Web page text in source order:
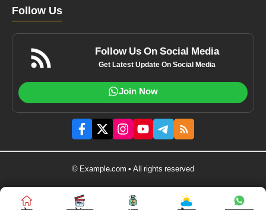
Follow Us
Follow Us On Social Media
Get Latest Update On Social Media
Join Now
© Example.com • All rights reserved